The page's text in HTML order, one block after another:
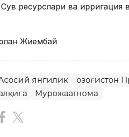
ресурслари ва
Жиембай
янгилик Қозоғистон
Мурожаатнома